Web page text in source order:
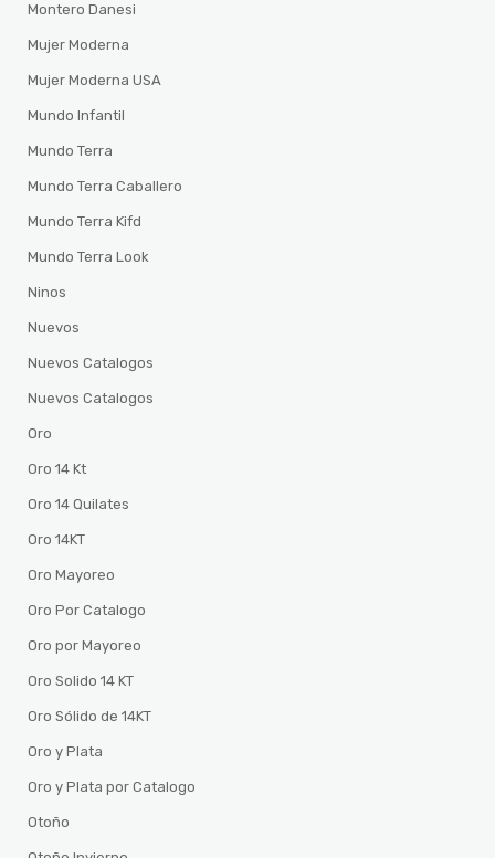
Montero Danesi
Mujer Moderna
Mujer Moderna USA
Mundo Infantil
Mundo Terra
Mundo Terra Caballero
Mundo Terra Kifd
Mundo Terra Look
Ninos
Nuevos
Nuevos Catalogos
Nuevos Catalogos
Oro
Oro 14 Kt
Oro 14 Quilates
Oro 14KT
Oro Mayoreo
Oro Por Catalogo
Oro por Mayoreo
Oro Solido 14 KT
Oro Sólido de 14KT
Oro y Plata
Oro y Plata por Catalogo
Otoño